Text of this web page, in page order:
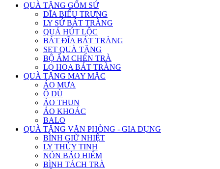
QUÀ TẶNG GỐM SỨ
ĐĨA BIỂU TRƯNG
LY SỨ BÁT TRÀNG
QUẢ HÚT LỘC
BÁT ĐĨA BÁT TRÀNG
SET QUÀ TẶNG
BỘ ẤM CHÉN TRÀ
LỌ HOA BÁT TRÀNG
QUÀ TẶNG MAY MẶC
ÁO MƯA
Ô DÙ
ÁO THUN
ÁO KHOÁC
BALO
QUÀ TẶNG VĂN PHÒNG - GIA DỤNG
BÌNH GIỮ NHIỆT
LY THỦY TINH
NÓN BẢO HIỂM
BÌNH TÁCH TRÀ